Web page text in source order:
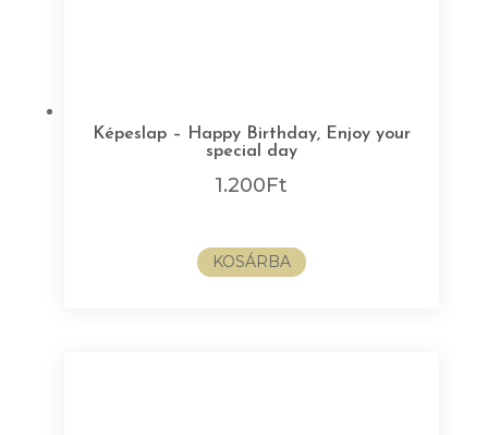
Képeslap – Happy Birthday, Enjoy your
special day
1.200Ft
KOSÁRBA